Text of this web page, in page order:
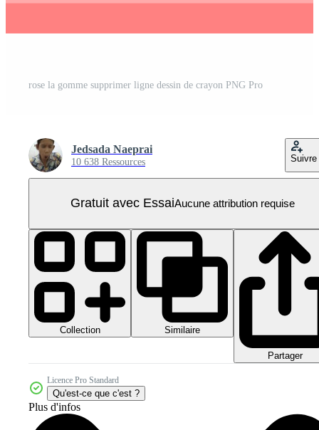
rose la gomme supprimer ligne dessin de crayon PNG Pro
Jedsada Naeprai
10 638 Ressources Suivre
Gratuit avec EssaiAucune attribution requise
Collection Similaire
Partager
Licence Pro Standard
Qu'est-ce que c'est ?
Plus d'infos